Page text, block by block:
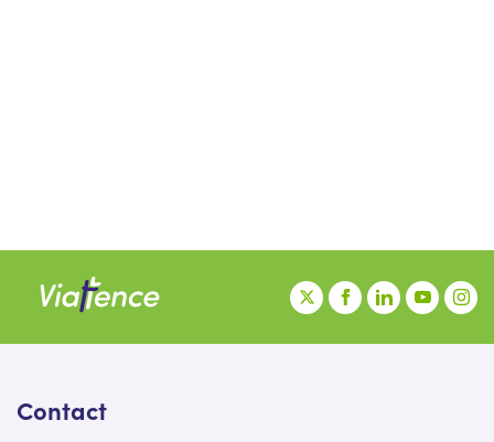
Contact